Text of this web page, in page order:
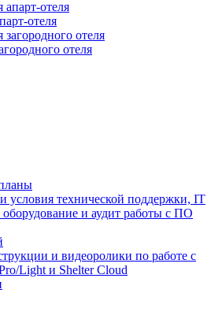
отеля
отеля
условия технической поддержки, IT
оборудование и аудит работы с ПО
и видеоролики по работе с
Light и Shelter Cloud